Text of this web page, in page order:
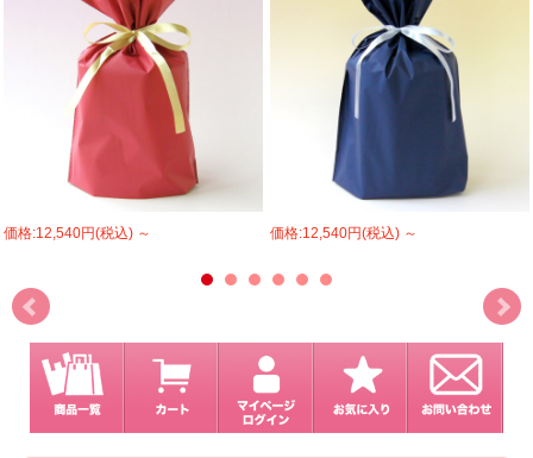
価格:12,540円(税込) ～ 価格:12,540円(税込) ～